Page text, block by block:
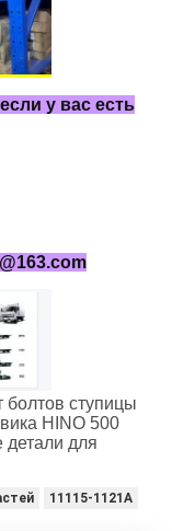
у вас есть
ступицы
HINO 500
детали для
11115-1121A